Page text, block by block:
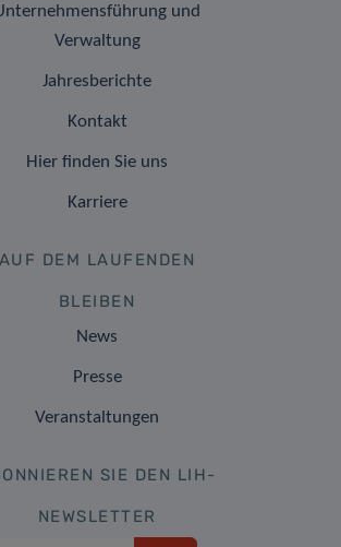
und
Verwaltung
Jahresberichte
Kontakt
Hier finden Sie uns
Karriere
AUF DEM LAUFENDEN
BLEIBEN
News
Presse
Veranstaltungen
SIE DEN LIH-
NEWSLETTER